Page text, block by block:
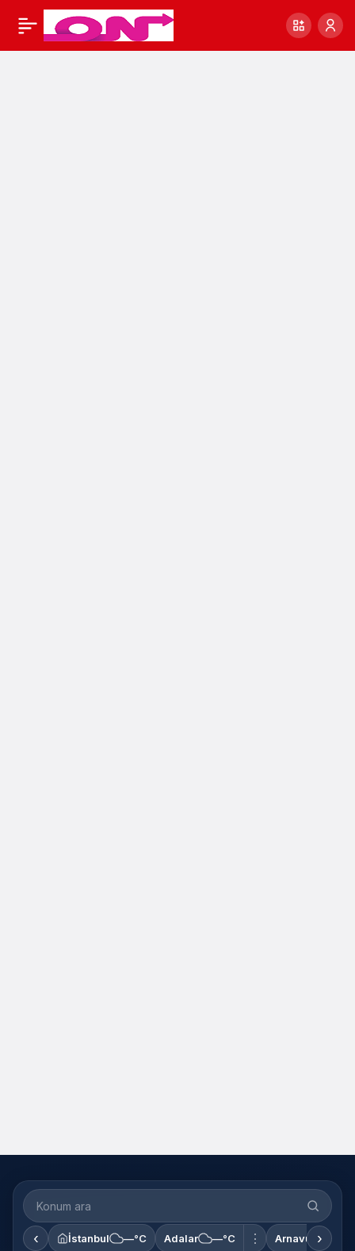
‹ İstanbul —°C Adalar —°C ⋮ Arnavutköy
›